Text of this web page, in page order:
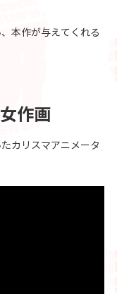
本作が与えてくれる
作画
カリスマアニメータ